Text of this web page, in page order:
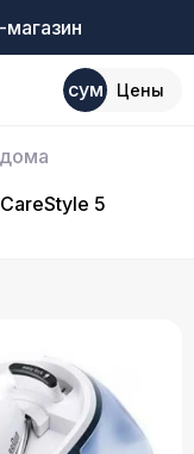
сум Цены
5